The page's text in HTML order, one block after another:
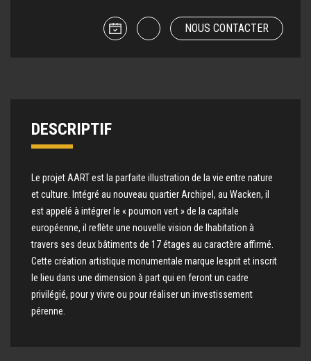
NOUS CONTACTER
DESCRIPTIF
Le projet AART est la parfaite illustration de la vie entre nature
et culture. Intégré au nouveau quartier Archipel, au Wacken, il
est appelé à intégrer le « poumon vert » de la capitale
européenne, il reflète une nouvelle vision de lhabitation à
travers ses deux bâtiments de 17 étages au caractère affirmé.
Cette création artistique monumentale marque lesprit et inscrit
le lieu dans une dimension à part qui en feront un cadre
privilégié, pour y vivre ou pour réaliser un investissement
pérenne.